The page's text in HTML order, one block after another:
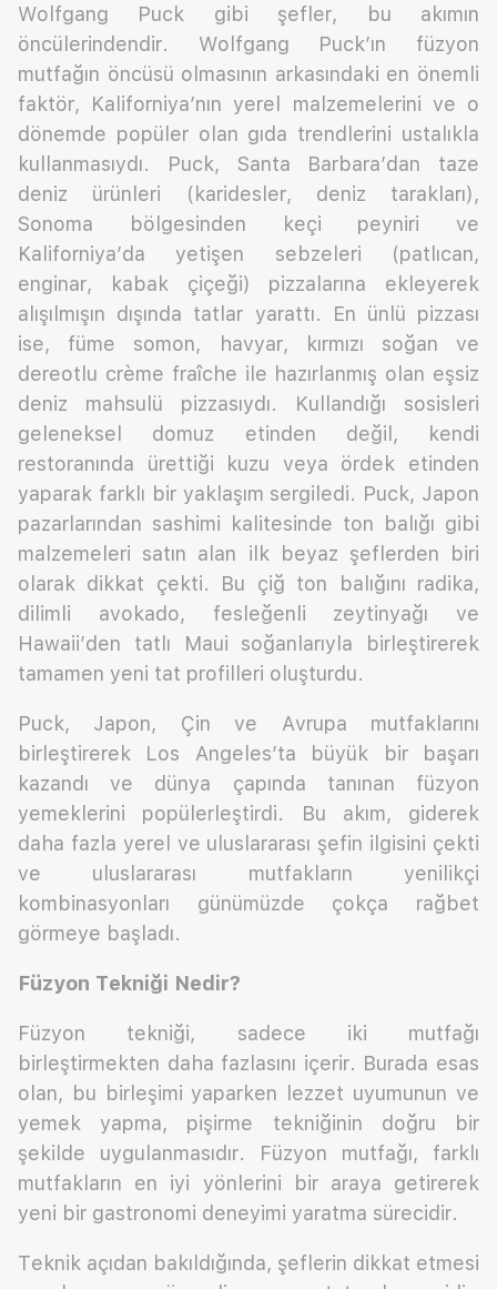
Wolfgang Puck gibi şefler, bu akımın
öncülerindendir. Wolfgang Puck’ın füzyon
mutfağın öncüsü olmasının arkasındaki en önemli
faktör, Kaliforniya’nın yerel malzemelerini ve o
dönemde popüler olan gıda trendlerini ustalıkla
kullanmasıydı. Puck, Santa Barbara’dan taze
deniz ürünleri (karidesler, deniz tarakları),
Sonoma bölgesinden keçi peyniri ve
Kaliforniya’da yetişen sebzeleri (patlıcan,
enginar, kabak çiçeği) pizzalarına ekleyerek
alışılmışın dışında tatlar yarattı. En ünlü pizzası
ise, füme somon, havyar, kırmızı soğan ve
dereotlu crème fraîche ile hazırlanmış olan eşsiz
deniz mahsulü pizzasıydı. Kullandığı sosisleri
geleneksel domuz etinden değil, kendi
restoranında ürettiği kuzu veya ördek etinden
yaparak farklı bir yaklaşım sergiledi. Puck, Japon
pazarlarından sashimi kalitesinde ton balığı gibi
malzemeleri satın alan ilk beyaz şeflerden biri
olarak dikkat çekti. Bu çiğ ton balığını radika,
dilimli avokado, fesleğenli zeytinyağı ve
Hawaii’den tatlı Maui soğanlarıyla birleştirerek
tamamen yeni tat profilleri oluşturdu.
Puck, Japon, Çin ve Avrupa mutfaklarını
birleştirerek Los Angeles’ta büyük bir başarı
kazandı ve dünya çapında tanınan füzyon
yemeklerini popülerleştirdi. Bu akım, giderek
daha fazla yerel ve uluslararası şefin ilgisini çekti
ve uluslararası mutfakların yenilikçi
kombinasyonları günümüzde çokça rağbet
görmeye başladı.
Füzyon Tekniği Nedir?
Füzyon tekniği, sadece iki mutfağı
birleştirmekten daha fazlasını içerir. Burada esas
olan, bu birleşimi yaparken lezzet uyumunun ve
yemek yapma, pişirme tekniğinin doğru bir
şekilde uygulanmasıdır. Füzyon mutfağı, farklı
mutfakların en iyi yönlerini bir araya getirerek
yeni bir gastronomi deneyimi yaratma sürecidir.
Teknik açıdan bakıldığında, şeflerin dikkat etmesi